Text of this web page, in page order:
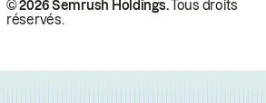
© 2026 Semrush Holdings.Tous droits
réservés.